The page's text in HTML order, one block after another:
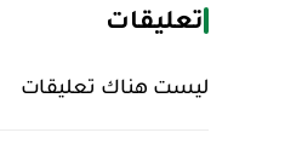
تعليقات
ليست هناك تعليقات